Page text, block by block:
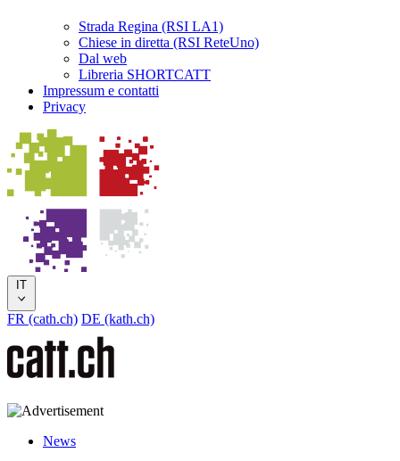
Strada Regina (RSI LA1)
Chiese in diretta (RSI ReteUno)
Dal web
Libreria SHORTCATT
Impressum e contatti
Privacy
IT
FR (cath.ch) DE (kath.ch)
News